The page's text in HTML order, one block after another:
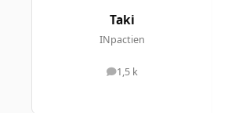
Taki
INpactien
1,5 k
messages